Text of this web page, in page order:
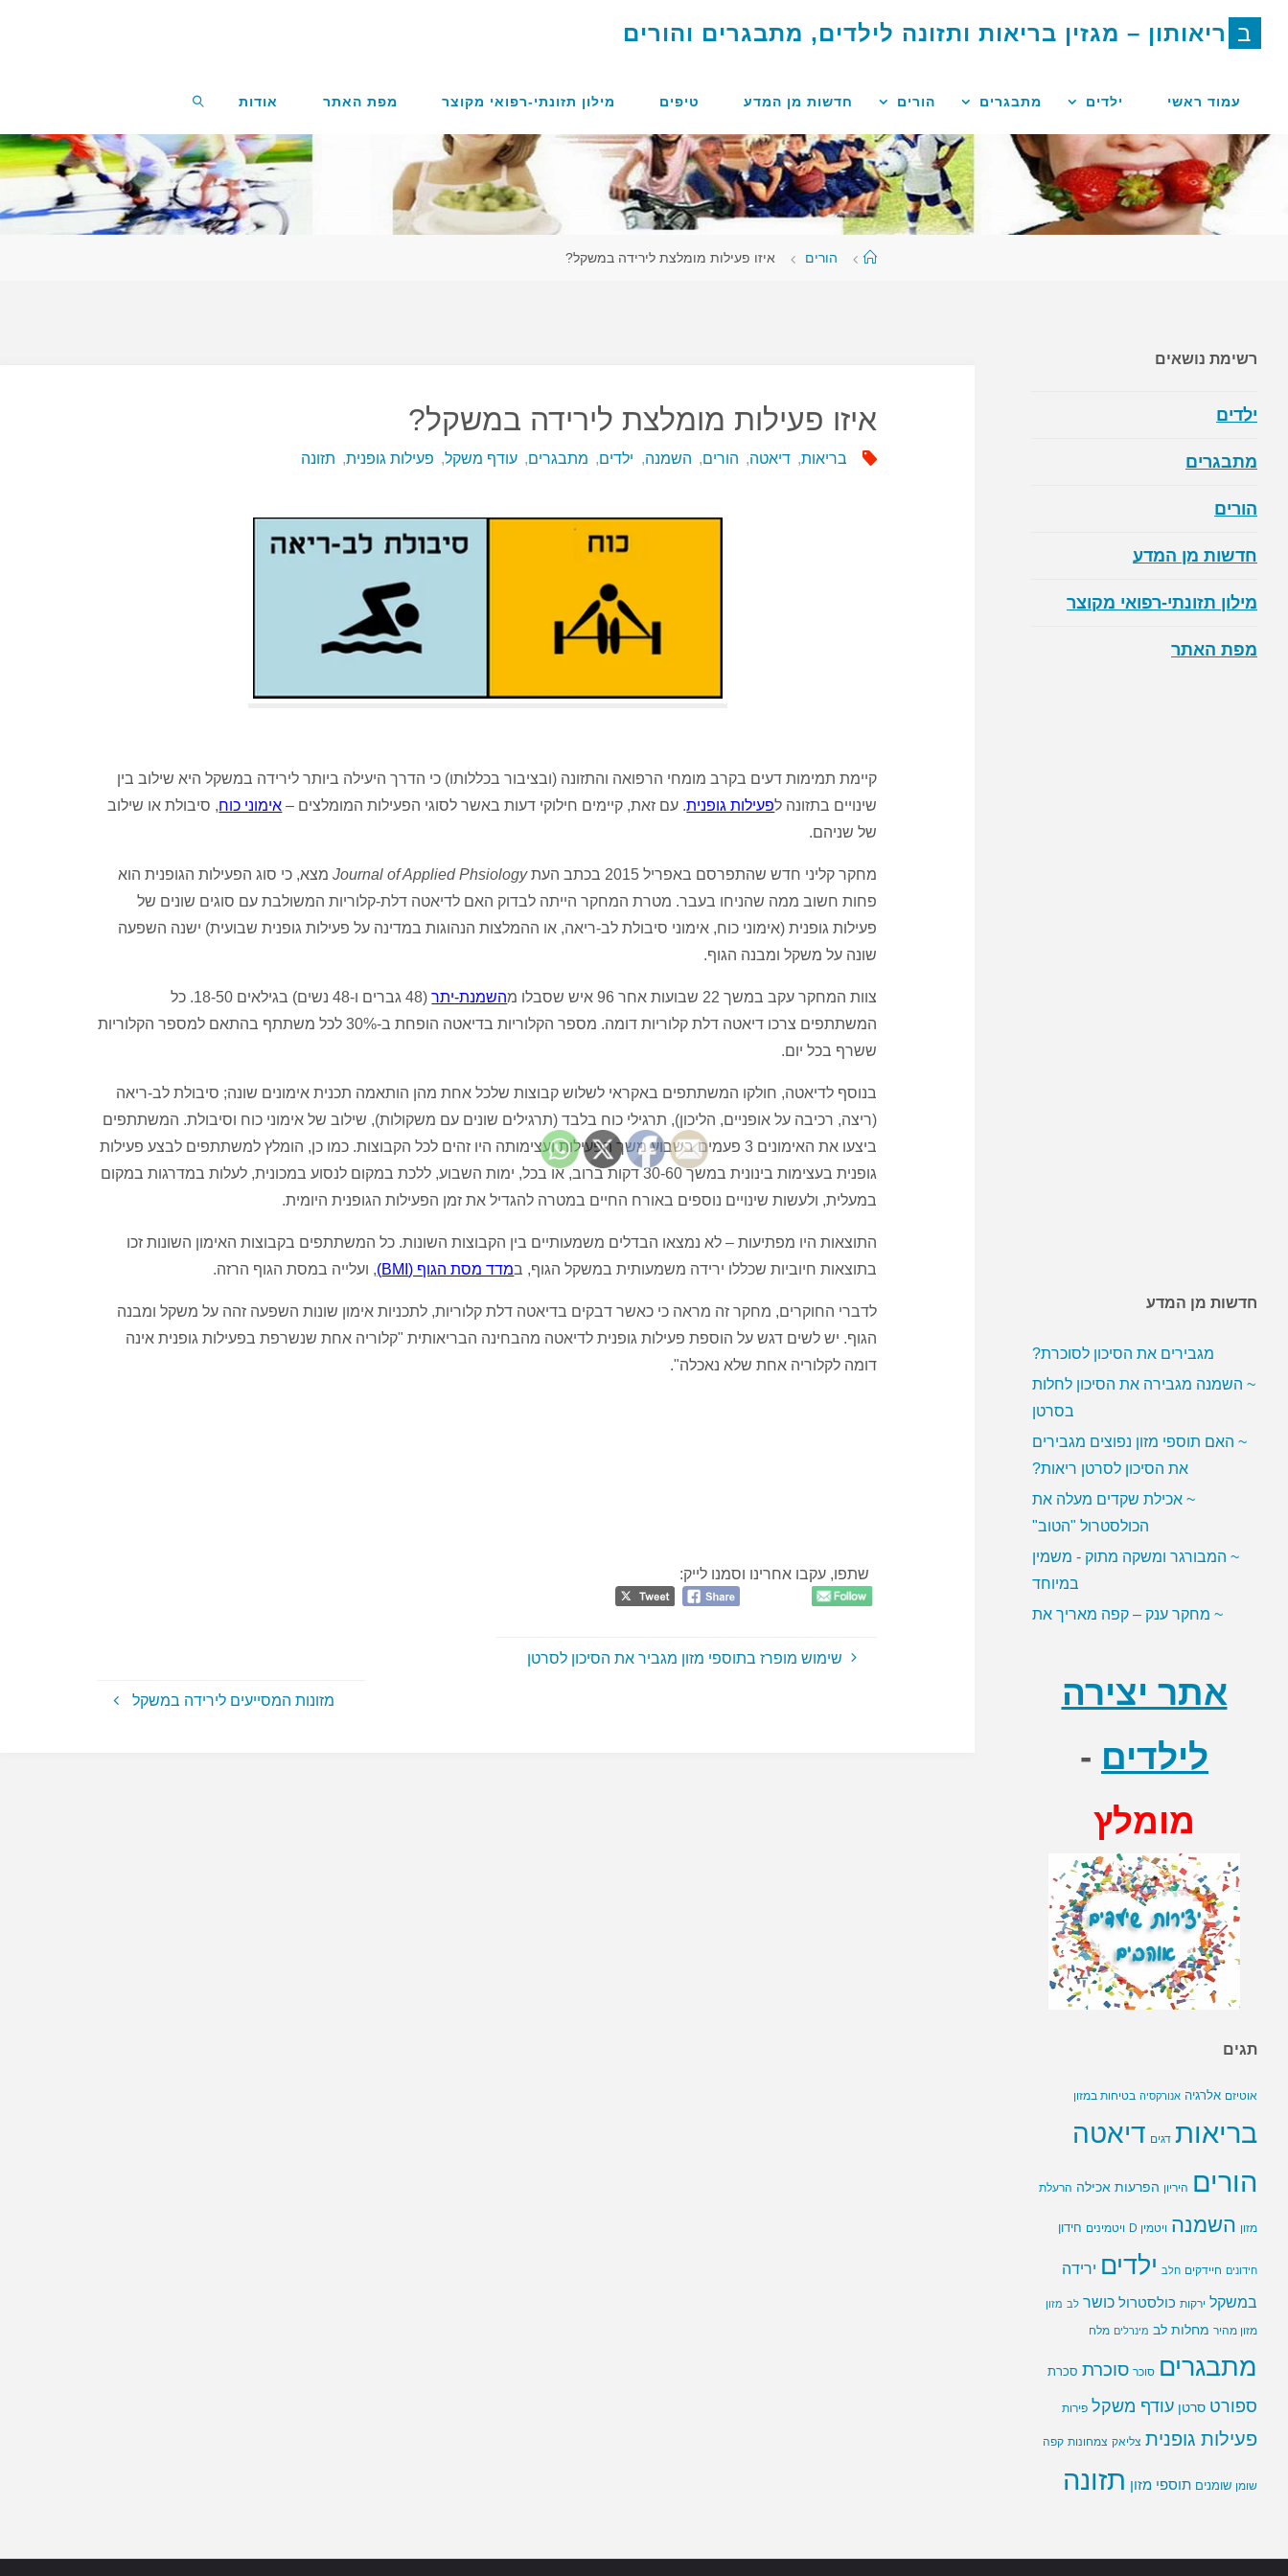
ב ריאותון – מגזין בריאות ותזונה לילדים, מתבגרים והורים
עמוד ראשי ילדים מתבגרים הורים חדשות מן המדע טיפים מילון תזונתי-רפואי מקוצר מפת האתר אודות
חפשו
עמודהורים איזו פעילות מומלצת לירידה במשקל?
איזו פעילות מומלצת לירידה במשקל?
בריאות, דיאטה, הורים, השמנה, ילדים, מתבגרים, עודף משקל, פעילות גופנית, תזונה
קיימת תמימות דעים בקרב מומחי הרפואה והתזונה (ובציבור בכללותו) כי הדרך היעילה ביותר לירידה במשקל היא שילוב בין
שינויים בתזונה לפעילות גופנית. עם זאת, קיימים חילוקי דעות באשר לסוגי הפעילות המומלצים – אימוני כוח, סיבולת או שילוב
של שניהם.
מחקר קליני חדש שהתפרסם באפריל 2015 בכתב העת Journal of Applied Phsiologyמצא, כי סוג הפעילות הגופנית הוא
פחות חשוב ממה שהניחו בעבר. מטרת המחקר הייתה לבדוק האם לדיאטה דלת-קלוריות המשולבת עם סוגים שונים של
פעילות גופנית (אימוני כוח, אימוני סיבולת לב-ריאה, או ההמלצות הנהוגות במדינה על פעילות גופנית שבועית) ישנה השפעה
שונה על משקל ומבנה הגוף.
צוות המחקר עקב במשך 22 שבועות אחר 96 איש שסבלו מ השמנת-יתר
(48 גברים ו-48 נשים) בגילאים 18-50. כל
המשתתפים צרכו דיאטה דלת קלוריות דומה. מספר הקלוריות בדיאטה הופחת ב-30% לכל משתתף בהתאם למספר הקלוריות
ששרף בכל יום.
בנוסף לדיאטה, חולקו המשתתפים באקראי לשלוש קבוצות שלכל אחת מהן הותאמה תכנית אימונים שונה; סיבולת לב-ריאה
(ריצה, רכיבה על אופניים, הליכון), תרגילי כוח בלבד (תרגילים שונים עם משקולות), שילוב של אימוני כוח וסיבולת. המשתתפים
ביצעו את האימונים 3 פעמים בשבוע משך הפעילות ועצימותה היו זהים לכל הקבוצות. כמו כן, הומלץ למשתתפים לבצע פעילות
גופנית בעצימות בינונית במשך 30-60 דקות ברוב, או בכל, ימות השבוע, ללכת במקום לנסוע במכונית, לעלות במדרגות במקום
במעלית, ולעשות שינויים נוספים באורח החיים במטרה להגדיל את זמן הפעילות הגופנית היומית.
התוצאות היו מפתיעות – לא נמצאו הבדלים משמעותיים בין הקבוצות השונות. כל המשתתפים בקבוצות האימון השונות זכו
בתוצאות חיוביות שכללו ירידה משמעותית במשקל הגוף, במדד מסת הגוף (BMI) , ועלייה במסת הגוף הרזה.
לדברי החוקרים, מחקר זה מראה כי כאשר דבקים בדיאטה דלת קלוריות, לתכניות אימון שונות השפעה זהה על משקל ומבנה
הגוף. יש לשים דגש על הוספת פעילות גופנית לדיאטה מהבחינה הבריאותית "קלוריה אחת שנשרפת בפעילות גופנית אינה
דומה לקלוריה אחת שלא נאכלה".
שתפו, עקבו אחרינו וסמנו לייק:
שימוש מופרז בתוספי מזון מגביר את הסיכון לסרטן
מזונות המסייעים לירידה במשקל
רשימת נושאים
ילדים
מתבגרים
הורים
חדשות מן המדע
מילון תזונתי-רפואי מקוצר
מפת האתר
חדשות מן המדע
~ האם ממתיקים מלאכותיים
את הסיכון לסרטן ריאות?
הכולסטרול "הטוב"
במיוחד
תוחלת החיים
אתר יצירה
לילדים -
מומלץ
תגים
אוטיזם אלרגיה אנורקסיה בטיחות במזון
בריאות דגים דיאטה
הורים היריון הפרעות אכילה הרעלת
מזון השמנה ויטמין D ויטמינים חידון
חידונים חיידקים חלב ילדים ירידה
במשקל ירקות כולסטרול כושר לב מזון
מזון מהיר מחלות לב מינרלים מלח
מתבגרים סוכר סוכרת סכרת
ספורט סרטן עודף משקל פירות
פעילות גופנית צליאק צמחונות קפה
שומן שומנים תוספי מזון תזונה